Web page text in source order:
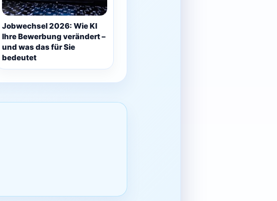
Jobwechsel 2026: Wie KI
Ihre Bewerbung verändert –
und was das für Sie
bedeutet